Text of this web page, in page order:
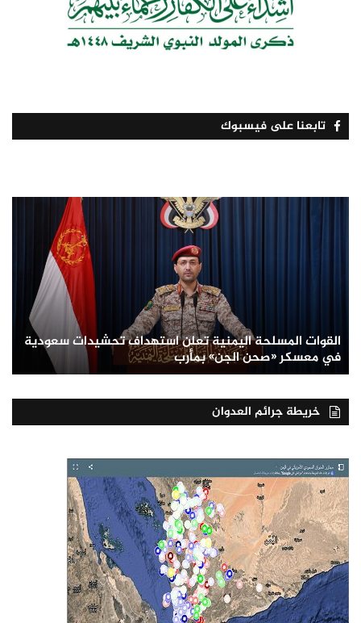
تابعنا على فيسبوك
القوات المسلحة اليمنية تعلن استهداف تحشيدات سعودية
في معسكر «صحن الجن» بمأرب
خريطة جرائم العدوان